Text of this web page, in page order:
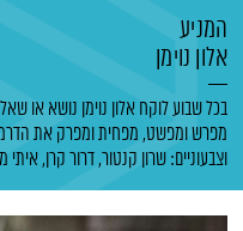
המניע
אלון נוימן
בכל שבוע לוקח אלון נוימן נושא או
מפרש ומפשט, מפחית ומפרק את
וצבעוניים: שרון קנטור, דרור קרן,